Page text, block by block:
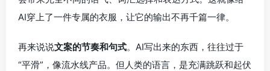
AI穿上了一件专属的衣服，让它的输出不再千篇一律。
再来说说文案的节奏和句式。AI写出来的东西，往往过于
“平滑”，像流水线产品。但人类的语言，是充满跳跃和起伏